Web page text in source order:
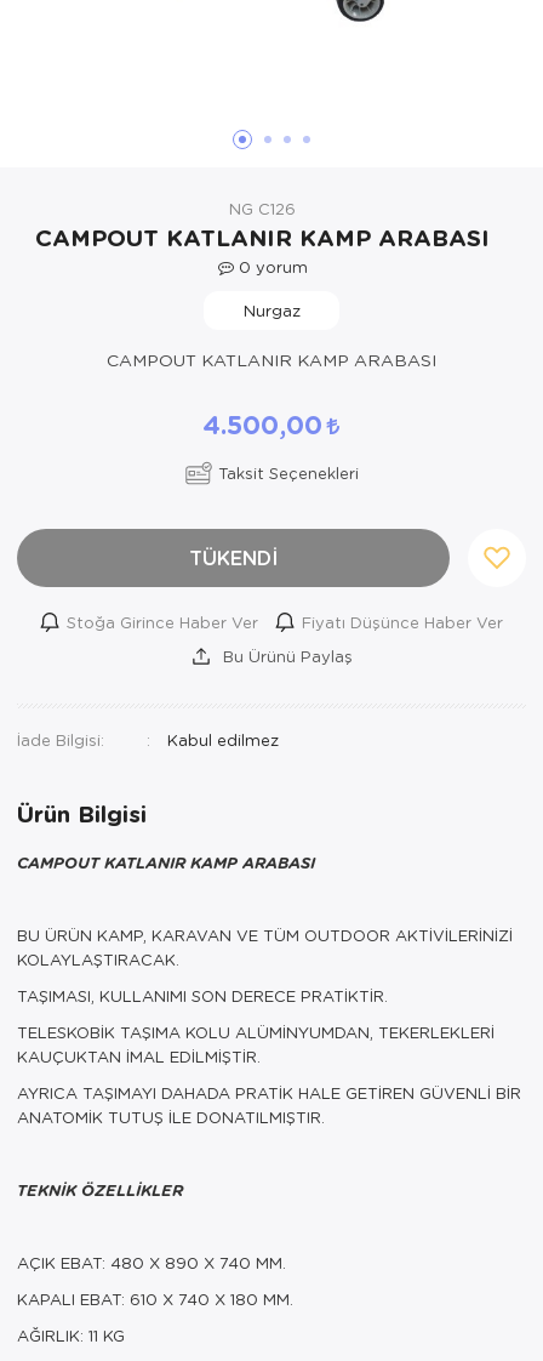
NG C126
CAMPOUT KATLANIR KAMP ARABASI
0 yorum
Nurgaz
CAMPOUT KATLANIR KAMP ARABASI
4.500,00
Taksit Seçenekleri
TÜKENDİ
Stoğa Girince Haber Ver
Fiyatı Düşünce Haber Ver
Bu Ürünü Paylaş
İade Bilgisi:
Ürün Bilgisi
CAMPOUT KATLANIR KAMP ARABASI
BU ÜRÜN KAMP, KARAVAN VE TÜM OUTDOOR AKTİVİLERİNİZİ
KOLAYLAŞTIRACAK.
TAŞIMASI, KULLANIMI SON DERECE PRATİKTİR.
TELESKOBİK TAŞIMA KOLU ALÜMİNYUMDAN, TEKERLEKLERİ
KAUÇUKTAN İMAL EDİLMİŞTİR.
AYRICA TAŞIMAYI DAHADA PRATİK HALE GETİREN GÜVENLİ BİR
ANATOMİK TUTUŞ İLE DONATILMIŞTIR.
TEKNİK ÖZELLİKLER
AÇIK EBAT: 480 X 890 X 740 MM.
KAPALI EBAT: 610 X 740 X 180 MM.
AĞIRLIK: 11 KG